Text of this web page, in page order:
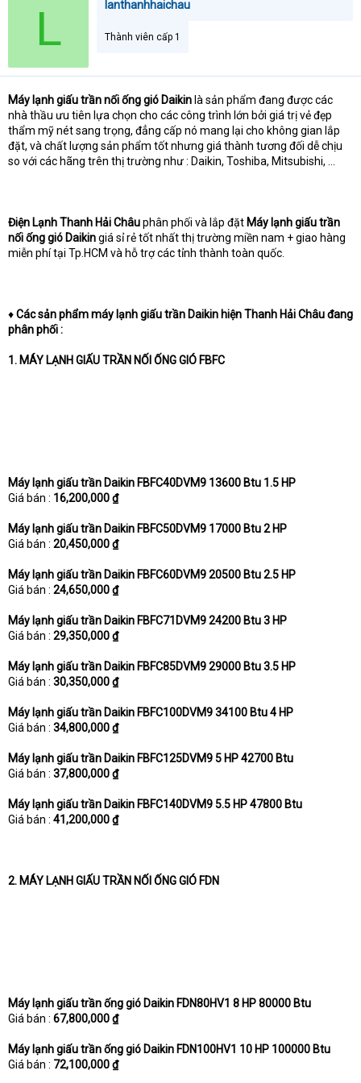
L lanthanhhaichau
Thành viên cấp 1
Máy lạnh giấu trần nối ống gió Daikin là sản phẩm đang được các
nhà thầu ưu tiên lựa chọn cho các công trình lớn bởi giá trị vẻ đẹp
thẩm mỹ nét sang trọng, đẳng cấp nó mang lại cho không gian lắp
đặt, và chất lượng sản phẩm tốt nhưng giá thành tương đối dễ chịu
so với các hãng trên thị trường như : Daikin, Toshiba, Mitsubishi, …
Điện Lạnh Thanh Hải Châuphân phối và lắp đặt Máy lạnh giấu trần
nối ống gió Daikingiá sỉ rẻ tốt nhất thị trường miền nam + giao hàng
miễn phí tại Tp.HCM và hỗ trợ các tỉnh thành toàn quốc.
♦Các sản phẩm máy lạnh giấu trần Daikin hiện Thanh Hải Châu đang
phân phối :
1. MÁY LẠNH GIẤU TRẦN NỐI ỐNG GIÓ FBFC
Máy lạnh giấu trần Daikin FBFC40DVM9 13600 Btu 1.5 HP
Giá bán : 16,200,000 ₫
Máy lạnh giấu trần Daikin FBFC50DVM9 17000 Btu 2 HP
Giá bán : 20,450,000 ₫
Máy lạnh giấu trần Daikin FBFC60DVM9 20500 Btu 2.5 HP
Giá bán : 24,650,000 ₫
Máy lạnh giấu trần Daikin FBFC71DVM9 24200 Btu 3 HP
Giá bán : 29,350,000 ₫
Máy lạnh giấu trần Daikin FBFC85DVM9 29000 Btu 3.5 HP
Giá bán : 30,350,000 ₫
Máy lạnh giấu trần Daikin FBFC100DVM9 34100 Btu 4 HP
Giá bán : 34,800,000 ₫
Máy lạnh giấu trần Daikin FBFC125DVM9 5 HP 42700 Btu
Giá bán : 37,800,000 ₫
Máy lạnh giấu trần Daikin FBFC140DVM9 5.5 HP 47800 Btu
Giá bán : 41,200,000 ₫
2. MÁY LẠNH GIẤU TRẦN NỐI ỐNG GIÓ FDN
Máy lạnh giấu trần ống gió Daikin FDN80HV1 8 HP 80000 Btu
Giá bán : 67,800,000 ₫
Máy lạnh giấu trần ống gió Daikin FDN100HV1 10 HP 100000 Btu
Giá bán : 72,100,000 ₫